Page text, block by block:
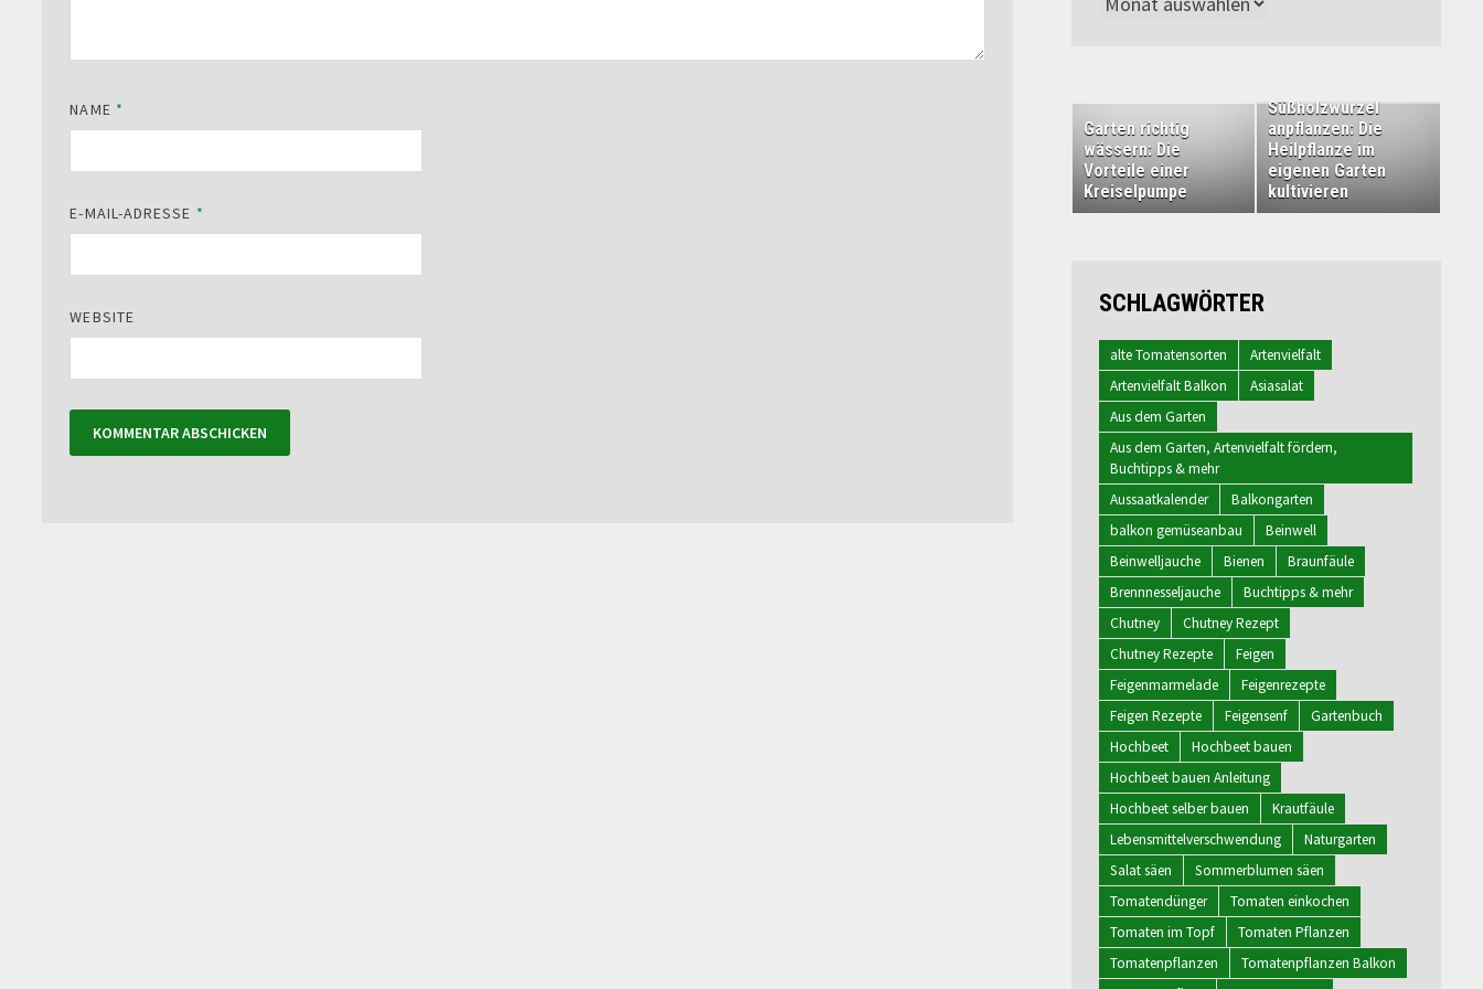
NAME *
E-MAIL-ADRESSE *
WEBSITE
Garten richtig
wässern: Die
Vorteile einer
Kreiselpumpe
Süßholzwurzel
anpflanzen: Die
Heilpflanze im
eigenen Garten
kultivieren
SCHLAGWÖRTER
alte Tomatensorten
Artenvielfalt
Artenvielfalt Balkon
Asiasalat
Aus dem Garten
Aus dem Garten, Artenvielfalt fördern,
Buchtipps & mehr
Aussaatkalender
Balkongarten
balkon gemüseanbau
Beinwell
Beinwelljauche
Bienen
Braunfäule
Brennnesseljauche
Buchtipps & mehr
Chutney
Chutney Rezept
Chutney Rezepte
Feigen
Feigenmarmelade
Feigenrezepte
Feigen Rezepte
Feigensenf
Gartenbuch
Hochbeet
Hochbeet bauen
Hochbeet bauen Anleitung
Hochbeet selber bauen
Krautfäule
Lebensmittelverschwendung
Naturgarten
Salat säen
Sommerblumen säen
Tomatendünger
Tomaten einkochen
Tomaten im Topf
Tomaten Pflanzen
Tomatenpflanzen
Tomatenpflanzen Balkon